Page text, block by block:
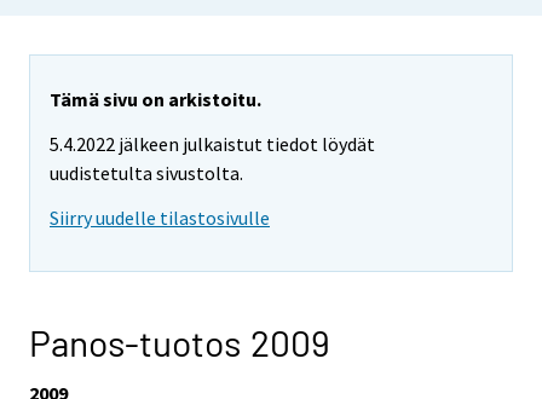
Tämä sivu on arkistoitu.
5.4.2022 jälkeen julkaistut tiedot löydät
uudistetulta sivustolta.
Siirry uudelle tilastosivulle
Panos-tuotos 2009
2009